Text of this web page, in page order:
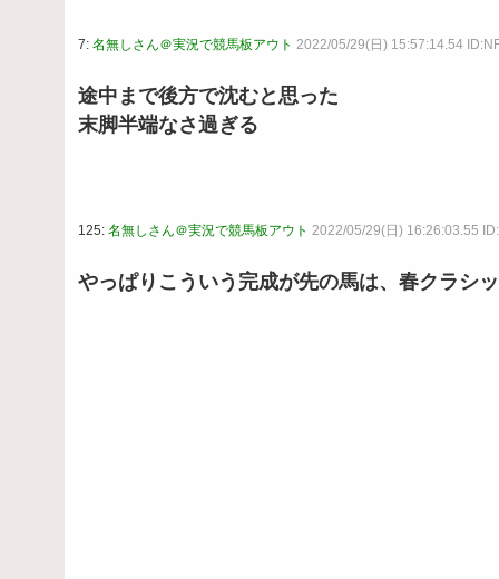
7: 名無しさん＠実況で競馬板アウト 2022/05/29(日) 15:57:14.54
途中まで後方で沈むと思った
末脚半端なさ過ぎる
125: 名無しさん＠実況で競馬板アウト 2022/05/29(日) 16:26:03.55
やっぱりこういう完成が先の馬は、春クラシ